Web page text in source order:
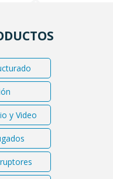
y Video